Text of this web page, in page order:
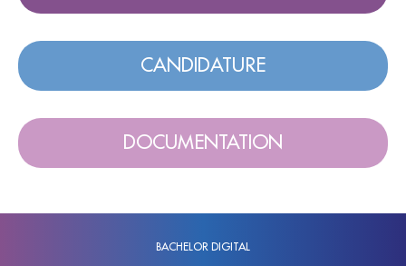
CANDIDATURE
DOCUMENTATION
BACHELOR DIGITAL